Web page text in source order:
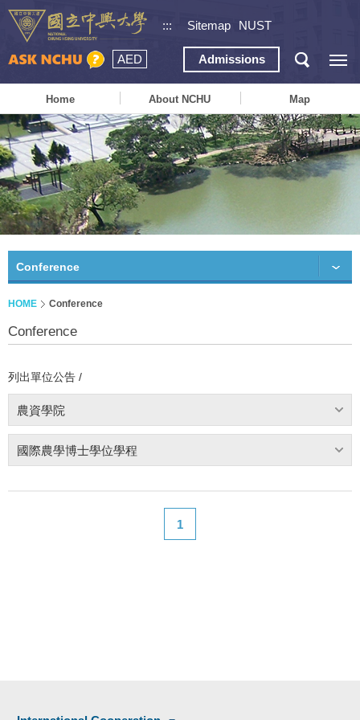
::: Sitemap NUST
AED Admissions
Home About NCHU Map
Conference
HOME Conference
Conference
列出單位公告 /
農資學院
國際農學博士學位學程
1